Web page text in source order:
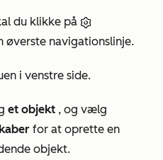
du klikke på
øverste navigationslinje.
i venstre side.
et objekt , og vælg
for at oprette en
objekt.